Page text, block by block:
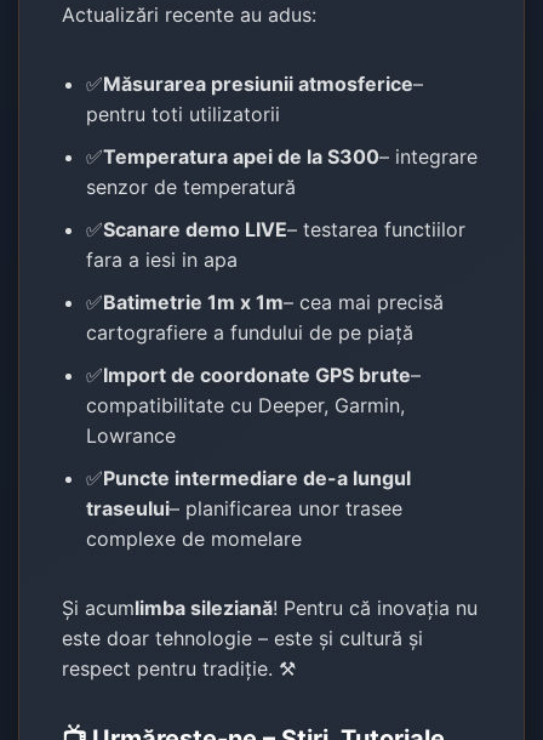
Actualizări recente au adus:
✅Măsurarea presiunii atmosferice–
pentru toti utilizatorii
✅Temperatura apei de la S300– integrare
senzor de temperatură
✅Scanare demo LIVE– testarea functiilor
fara a iesi in apa
✅Batimetrie 1m x 1m– cea mai precisă
cartografiere a fundului de pe piață
✅Import de coordonate GPS brute–
compatibilitate cu Deeper, Garmin,
Lowrance
✅Puncte intermediare de-a lungul
traseului– planificarea unor trasee
complexe de momelare
Și acumlimba sileziană! Pentru că inovația nu
este doar tehnologie – este și cultură și
respect pentru tradiție. ⚒️